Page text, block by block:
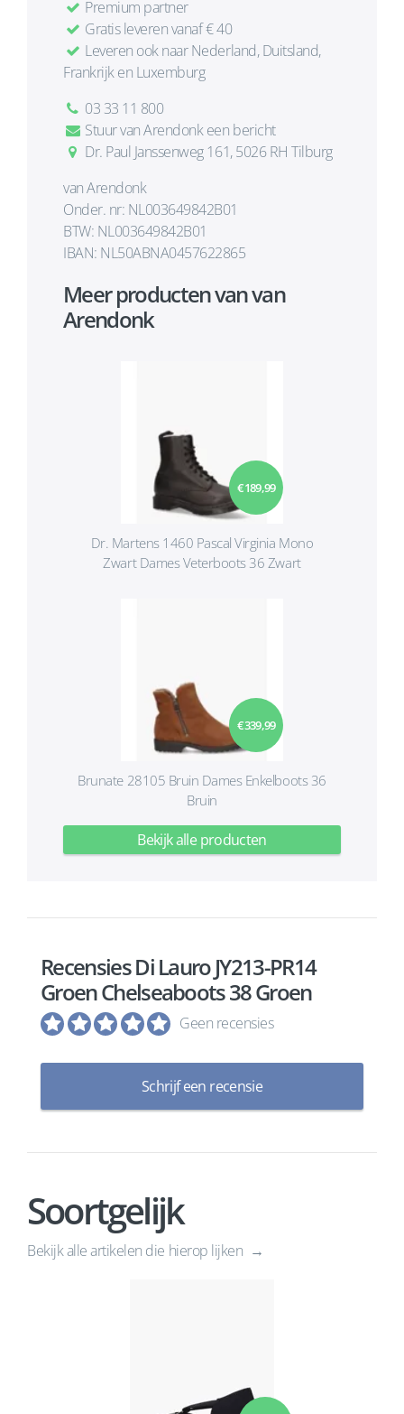
Premium partner
Gratis leveren vanaf € 40
Leveren ook naar Nederland, Duitsland,
Frankrijk en Luxemburg
03 33 11 800
Stuur van Arendonk een bericht
Dr. Paul Janssenweg 161, 5026 RH Tilburg
van Arendonk
Onder. nr: NL003649842B01
BTW: NL003649842B01
IBAN: NL50ABNA0457622865
Meer producten van van
Arendonk
€ 189,99
Dr. Martens 1460 Pascal Virginia Mono
Zwart Dames Veterboots 36 Zwart
€ 339,99
Brunate 28105 Bruin Dames Enkelboots 36
Bruin
Bekijk alle producten
Recensies Di Lauro JY213-PR14
Groen Chelseaboots 38 Groen
Geen recensies
Schrijf een recensie
Soortgelijk
Bekijk alle artikelen die hierop lijken